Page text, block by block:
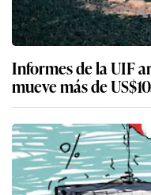
Informes de la UIF
mueve más de